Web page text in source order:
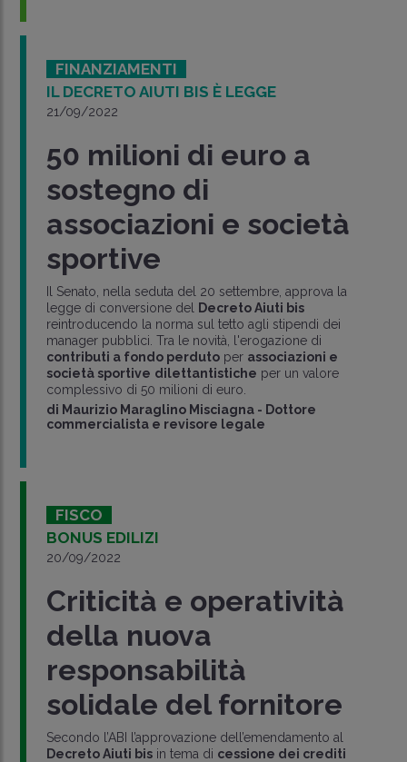
FINANZIAMENTI
IL DECRETO AIUTI BIS È LEGGE
21/09/2022
50 milioni di euro a
sostegno di
associazioni e società
sportive
Il Senato, nella seduta del 20 settembre, approva la
legge di conversione del
Decreto Aiuti bis
reintroducendo la norma sul tetto agli stipendi dei
manager pubblici. Tra le novità, l'erogazione di
contributi a fondo perdutoper associazioni e
società sportive dilettantistiche per un valore
complessivo di 50 milioni di euro.
di Maurizio Maraglino Misciagna - Dottore
commercialista e revisore legale
FISCO
BONUS EDILIZI
20/09/2022
Criticità e operatività
della nuova
responsabilità
solidale del fornitore
Secondo l’ABI l’approvazione dell’emendamento al
Decreto Aiuti bisin tema di cessione dei crediti